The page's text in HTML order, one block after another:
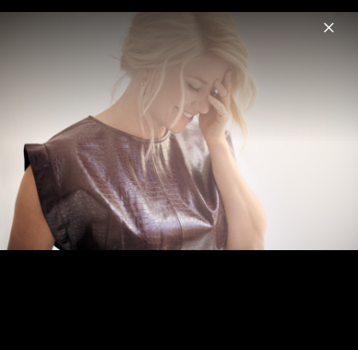
Menu
Home News Musik Videos Termine
Pressebilder 2022